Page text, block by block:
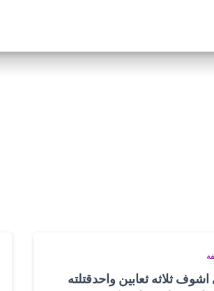
ثلاثه ثعابين واحدقتلته